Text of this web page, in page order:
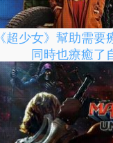
《超少女》幫助需要
同時也療癒了